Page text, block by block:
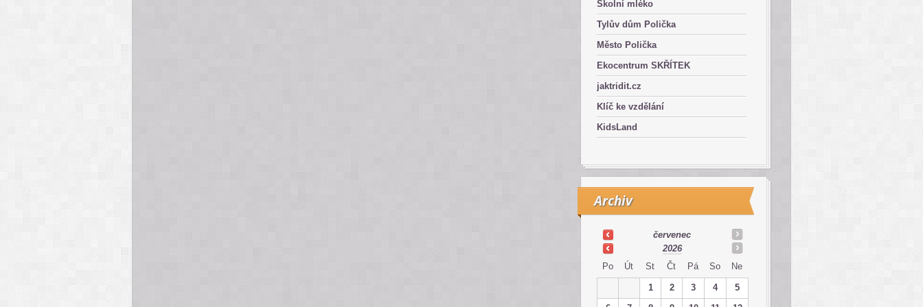
Školní mléko
Tylův dům Polička
Město Polička
Ekocentrum SKŘÍTEK
jaktridit.cz
Klíč ke vzdělání
KidsLand
Archiv
červenec
2026
Po
Út St Čt Pá So Ne
1 2 3 4
5